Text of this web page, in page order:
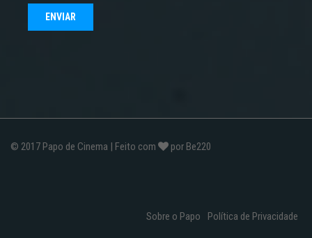
© 2017 Papo de Cinema | Feito com por Be220
Sobre o Papo Política de Privacidade